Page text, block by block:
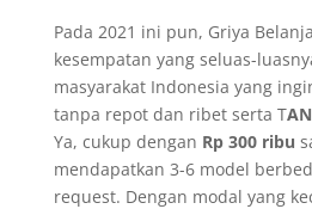
Pada 2021 ini pun, Griya
kesempatan yang seluas-
masyarakat Indonesia yang
tanpa repot dan ribet serta T
Ya, cukup dengan Rp 300 ribu
mendapatkan 3-6 model
request. Dengan modal yang